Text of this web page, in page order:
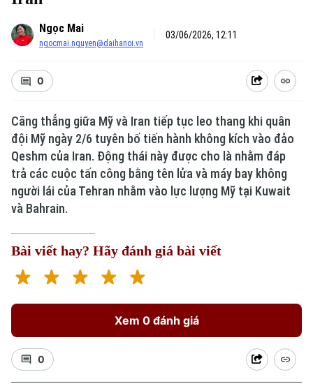
Ngọc Mai
ngocmai.nguyen@daihanoi.vn
03/06/2026, 12:11
0
Căng thẳng giữa Mỹ và Iran tiếp tục leo thang khi quân
đội Mỹ ngày 2/6 tuyên bố tiến hành không kích vào đảo
Qeshm của Iran. Động thái này được cho là nhằm đáp
trả các cuộc tấn công bằng tên lửa và máy bay không
người lái của Tehran nhằm vào lực lượng Mỹ tại Kuwait
và Bahrain.
Bài viết hay? Hãy đánh giá bài viết
Xem 0 đánh giá
0